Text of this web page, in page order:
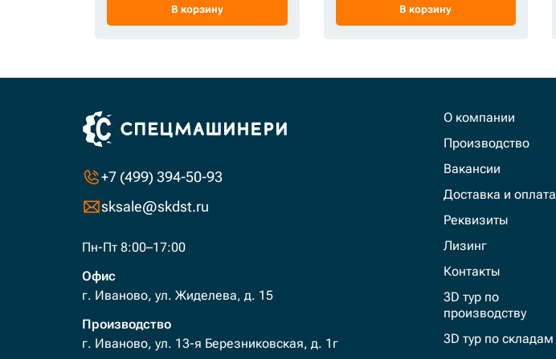
В корзину В корзину
+7 (499) 394-50-93
sksale@skdst.ru
Пн-Пт 8:00–17:00
Офис
г. Иваново, ул. Жиделева, д. 15
Производство
г. Иваново, ул. 13-я Березниковская, д. 1г
О компании
Производство
Вакансии
Доставка и оплата
Реквизиты
Лизинг
Контакты
3D тур по
производству
3D тур по складам